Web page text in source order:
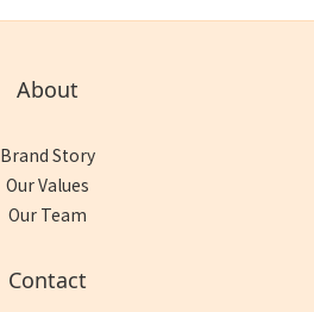
About
Brand Story
Our Values
Our Team
Contact